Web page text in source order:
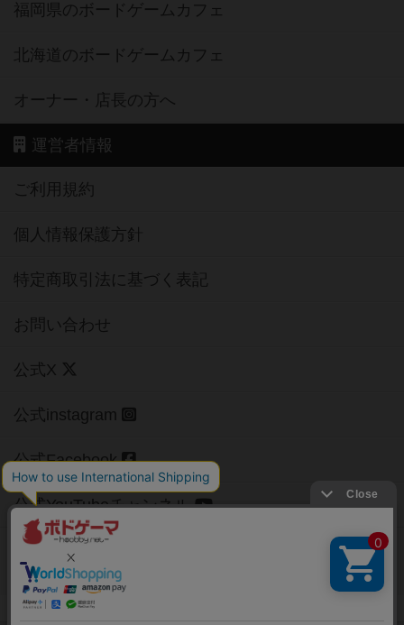
福岡県のボードゲームカフェ
北海道のボードゲームカフェ
オーナー・店長の方へ
運営者情報
ご利用規約
個人情報保護方針
特定商取引法に基づく表記
お問い合わせ
公式X
公式instagram
公式Facebook
公式YouTubeチャンネル